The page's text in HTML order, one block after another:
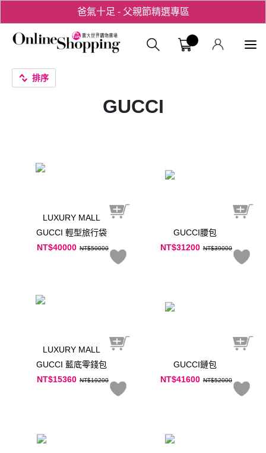
爸氣十足 - 父親節精選專區
用心愛你！七夕星選禮遇！義大購物
排序
GUCCI
LUXURY MALL
GUCCI 輕型旅行袋
NT$40000 NT$50000
GUCCI腰包
NT$31200 NT$39000
LUXURY MALL
GUCCI 藍底零錢包
NT$15360 NT$19200
GUCCI鏈包
NT$41600 NT$52000